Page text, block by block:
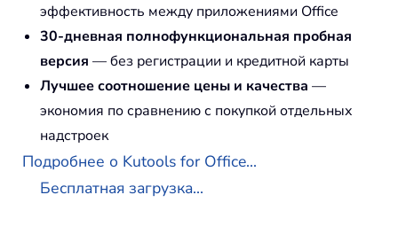
эффективность между приложениями Office
30-дневная полнофункциональная пробная
версия — без регистрации и кредитной карты
Лучшее соотношение цены и качества —
экономия по сравнению с покупкой отдельных
надстроек
Подробнее о Kutools for Office...
Бесплатная загрузка...